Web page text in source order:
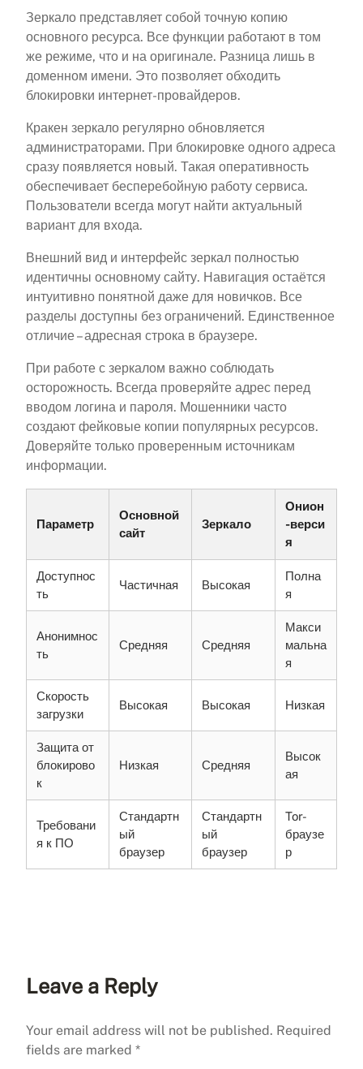
Зеркало представляет собой точную копию
основного ресурса. Все функции работают в том
же режиме, что и на оригинале. Разница лишь в
доменном имени. Это позволяет обходить
блокировки интернет-провайдеров.
Кракен зеркало регулярно обновляется
администраторами. При блокировке одного адреса
сразу появляется новый. Такая оперативность
обеспечивает бесперебойную работу сервиса.
Пользователи всегда могут найти актуальный
вариант для входа.
Внешний вид и интерфейс зеркал полностью
идентичны основному сайту. Навигация остаётся
интуитивно понятной даже для новичков. Все
разделы доступны без ограничений. Единственное
отличие – адресная строка в браузере.
При работе с зеркалом важно соблюдать
осторожность. Всегда проверяйте адрес перед
вводом логина и пароля. Мошенники часто
создают фейковые копии популярных ресурсов.
Доверяйте только проверенным источникам
информации.
Параметр
Основной
сайт
Зеркало
Онион
-верси
я
Доступнос
ть
Частичная Высокая
Полна
я
Анонимнос
ть
Средняя Средняя
Макси
мальна
я
Скорость
загрузки
Высокая Высокая Низкая
Защита от
блокирово
к
Низкая Средняя
Высок
ая
Требовани
я к ПО
Стандартн
ый
браузер
Стандартн
ый
браузер
Tor-
браузе
р
Leave a Reply
Your email address will not be published. Required
fields are marked *